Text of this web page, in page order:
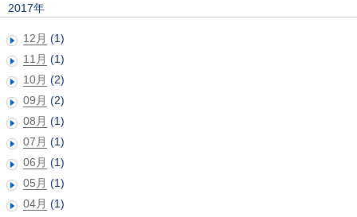
2017年
12月 (1)
11月 (1)
10月 (2)
09月 (2)
08月 (1)
07月 (1)
06月 (1)
05月 (1)
04月 (1)